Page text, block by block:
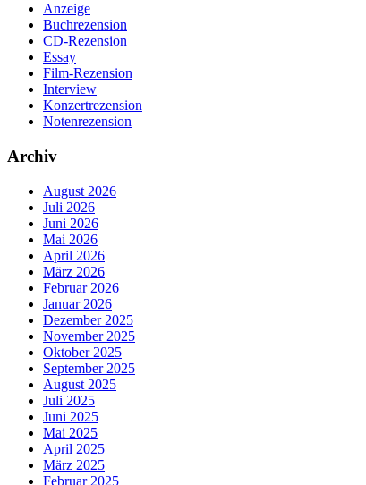
Anzeige
Buchrezension
CD-Rezension
Essay
Film-Rezension
Interview
Konzertrezension
Notenrezension
Archiv
August 2026
Juli 2026
Juni 2026
Mai 2026
April 2026
März 2026
Februar 2026
Januar 2026
Dezember 2025
November 2025
Oktober 2025
September 2025
August 2025
Juli 2025
Juni 2025
Mai 2025
April 2025
März 2025
Februar 2025